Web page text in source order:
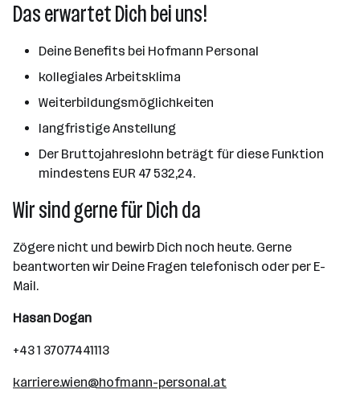
Das erwartet Dich bei uns!
Deine Benefits bei Hofmann Personal
kollegiales Arbeitsklima
Weiterbildungsmöglichkeiten
langfristige Anstellung
Der Bruttojahreslohn beträgt für diese Funktion
mindestens EUR 47 532,24.
Wir sind gerne für Dich da
Zögere nicht und bewirb Dich noch heute. Gerne
beantworten wir Deine Fragen telefonisch oder per E-
Mail.
Hasan Dogan
+43 1 37077441113
karriere.wien@hofmann-personal.at